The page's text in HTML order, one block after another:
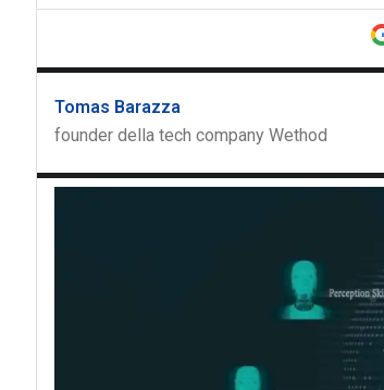
Tomas Barazza
founder della tech company Wethod